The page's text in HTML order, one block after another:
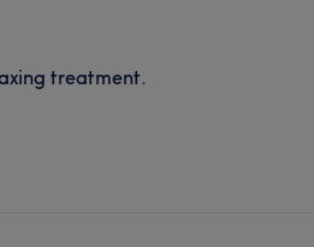
treatment.